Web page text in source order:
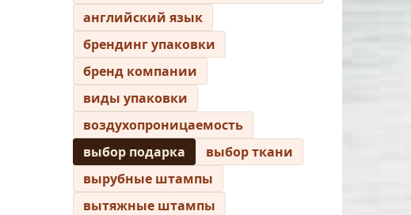
английский язык
брендинг упаковки
бренд компании
виды упаковки
воздухопроницаемость
выбор подарка
выбор ткани
вырубные штампы
вытяжные штампы